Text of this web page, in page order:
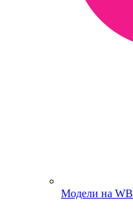
Модели на WB